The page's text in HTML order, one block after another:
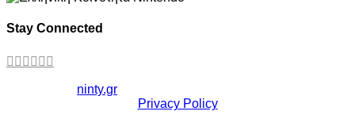
Stay Connected
ninty.gr
Privacy Policy